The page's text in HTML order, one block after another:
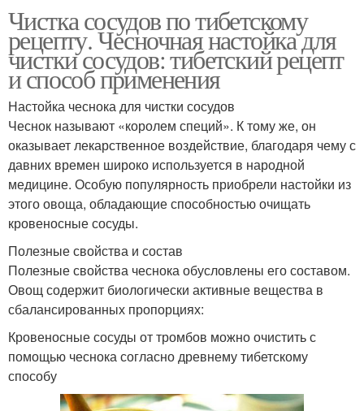
Чистка сосудов по тибетскому
рецепту. Чесночная настойка для
чистки сосудов: тибетский рецепт
и способ применения
Настойка чеснока для чистки сосудов
Чеснок называют «королем специй». К тому же, он
оказывает лекарственное воздействие, благодаря чему с
давних времен широко используется в народной
медицине. Особую популярность приобрели настойки из
этого овоща, обладающие способностью очищать
кровеносные сосуды.
Полезные свойства и состав
Полезные свойства чеснока обусловлены его составом.
Овощ содержит биологически активные вещества в
сбалансированных пропорциях:
Кровеносные сосуды от тромбов можно очистить с
помощью чеснока согласно древнему тибетскому
способу